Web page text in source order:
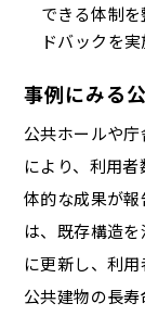
できる体制
ドバックを実
事例にみる
公共ホールや庁
により、利用
体的な成果が
は、既存構造
に更新し、利用
公共建物の長